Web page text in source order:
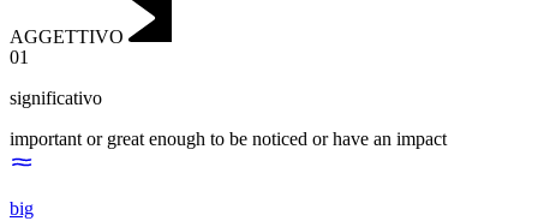
AGGETTIVO
01
significativo
important or great enough to be noticed or have an impact
big